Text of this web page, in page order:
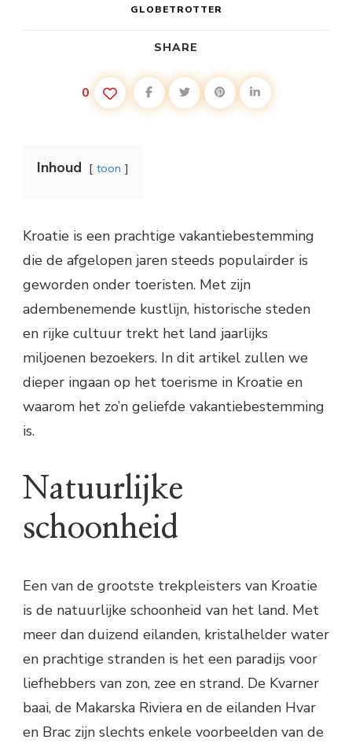
GLOBETROTTER
SHARE
0
Inhoud toon
Kroatie is een prachtige vakantiebestemming
die de afgelopen jaren steeds populairder is
geworden onder toeristen. Met zijn
adembenemende kustlijn, historische steden
en rijke cultuur trekt het land jaarlijks
miljoenen bezoekers. In dit artikel zullen we
dieper ingaan op het toerisme in Kroatie en
waarom het zo’n geliefde vakantiebestemming
is.
Natuurlijke
schoonheid
Een van de grootste trekpleisters van Kroatie
is de natuurlijke schoonheid van het land. Met
meer dan duizend eilanden, kristalhelder water
en prachtige stranden is het een paradijs voor
liefhebbers van zon, zee en strand. De Kvarner
baai, de Makarska Riviera en de eilanden Hvar
en Brac zijn slechts enkele voorbeelden van de